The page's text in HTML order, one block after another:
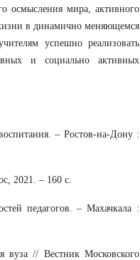
осмысления мира, активного
в динамично меняющемся
успешно реализовать
и социально активных
– Ростов-на-Дону :
2021. – 160 с.
педагогов. – Махачкала :
вуза // Вестник Московского